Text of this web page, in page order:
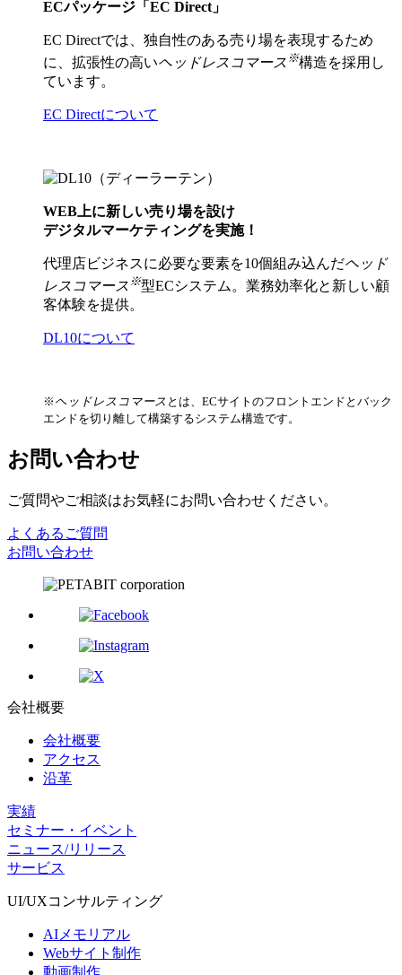
ECパッケージ「EC Direct」
EC Directでは、独自性のある売り場を表現するため
に、拡張性の高いヘッドレスコマース ※構造を採用し
ています。
EC Directについて
WEB上に新しい売り場を設け
デジタルマーケティングを実施！
代理店ビジネスに必要な要素を10個組み込んだヘッド
レスコマース ※型ECシステム。業務効率化と新しい顧
客体験を提供。
DL10について
※ ヘッドレスコマース とは、ECサイトのフロントエンドとバック
エンドを切り離して構築するシステム構造です。
お問い合わせ
ご質問やご相談はお気軽にお問い合わせください。
よくあるご質問
お問い合わせ
会社概要
会社概要
アクセス
沿革
実績
セミナー・イベント
ニュース/リリース
サービス
UI/UXコンサルティング
AIメモリアル
Webサイト制作
動画制作